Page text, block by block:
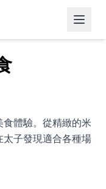
體驗。從精緻的米
子發現適合各種場